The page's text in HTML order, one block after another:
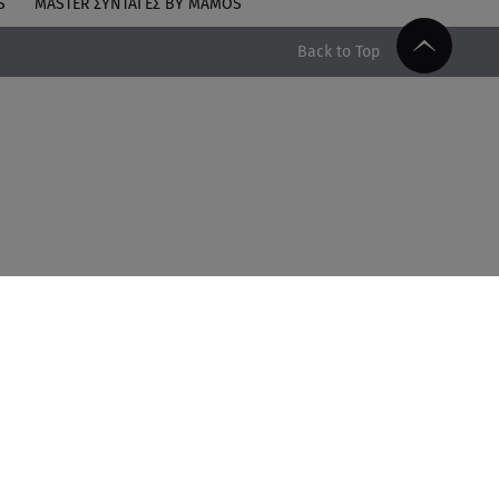
MASTER ΣΥΝΤΑΓΈΣ BY MAMOS
Back to Top